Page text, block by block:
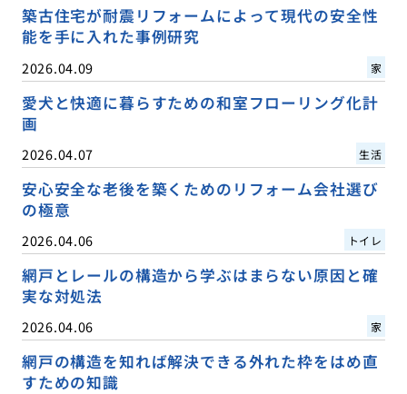
築古住宅が耐震リフォームによって現代の安全性
能を手に入れた事例研究
2026.04.09 家
愛犬と快適に暮らすための和室フローリング化計
画
2026.04.07 生活
安心安全な老後を築くためのリフォーム会社選び
の極意
2026.04.06 トイレ
網戸とレールの構造から学ぶはまらない原因と確
実な対処法
2026.04.06 家
網戸の構造を知れば解決できる外れた枠をはめ直
すための知識